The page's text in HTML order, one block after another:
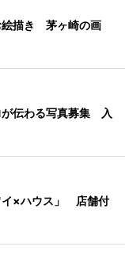
絵描き 茅ヶ崎の画
が伝わる写真募集 入
イ×ハウス」 店舗付